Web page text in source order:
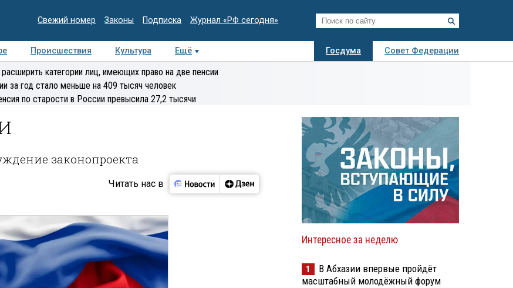
Свежий номер Законы Подписка Журнал «РФ сегодня»
Происшествия Культура Ещё Госдума
Совет Федерации
Медиацентр Интервью Колумнисты
Деловая
категории лиц, имеющих право на две пенсии
за год стало меньше на 409 тысяч человек
по старости в России превысила 27,2 тысячи
законопроекта
Читать нас в
Интересное за неделю
1
В Абхазии впервые пройдёт
масштабный молодёжный форум